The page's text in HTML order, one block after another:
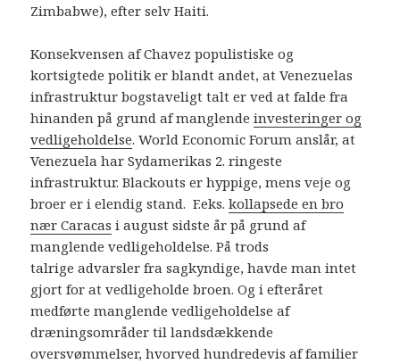
Zimbabwe), efter selv Haiti.
Konsekvensen af Chavez populistiske og
kortsigtede politik er blandt andet, at Venezuelas
infrastruktur bogstaveligt talt er ved at falde fra
hinanden på grund af manglendeinvesteringer og
vedligeholdelse. World Economic Forum anslår, at
Venezuela har Sydamerikas 2. ringeste
infrastruktur. Blackouts er hyppige, mens veje og
broer er i elendig stand. F.eks.kollapsede en bro
nær Caracas i august sidste år på grund af
manglende vedligeholdelse. På trods
talrige advarsler fra sagkyndige, havde man intet
gjort for at vedligeholde broen. Og i efteråret
medførte manglende vedligeholdelse af
dræningsområder til landsdækkende
oversvømmelser, hvorved hundredevis af familier